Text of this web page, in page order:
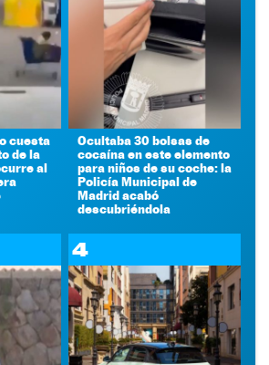
cuesta
de la
al
Ocultaba 30 bolsas de
cocaína en este elemento
para niños de su coche: la
Policía Municipal de
Madrid acabó
descubriéndola
4